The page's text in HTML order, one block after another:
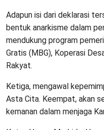
Adapun isi dari deklarasi
bentuk anarkisme dalam
mendukung program
Gratis (MBG), Koperasi
Rakyat.
Ketiga, mengawal
Asta Cita. Keempat, akan
kemanan dalam menjaga